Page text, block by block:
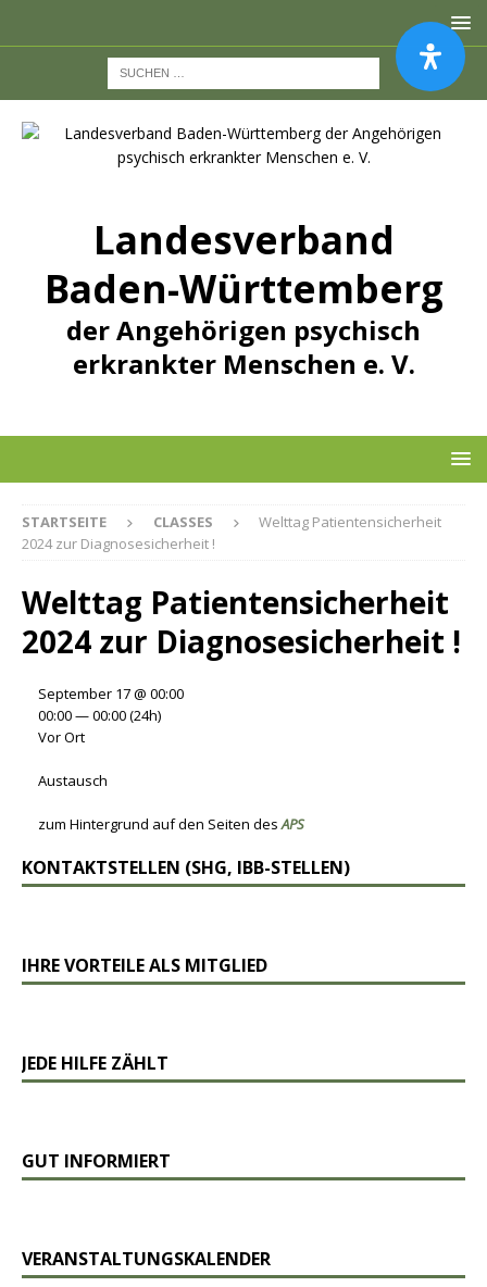
Landesverband
Baden-Württemberg
der Angehörigen psychisch
erkrankter Menschen e. V.
STARTSEITE CLASSES
Welttag Patientensicherheit
2024 zur Diagnosesicherheit !
Welttag Patientensicherheit
2024 zur Diagnosesicherheit !
zum Hintergrund auf den Seiten desAPS
September 17 @ 00:00
00:00 — 00:00(24h)
Vor Ort
Austausch
KONTAKTSTELLEN (SHG, IBB-STELLEN)
IHRE VORTEILE ALS MITGLIED
JEDE HILFE ZÄHLT
GUT INFORMIERT
VERANSTALTUNGSKALENDER